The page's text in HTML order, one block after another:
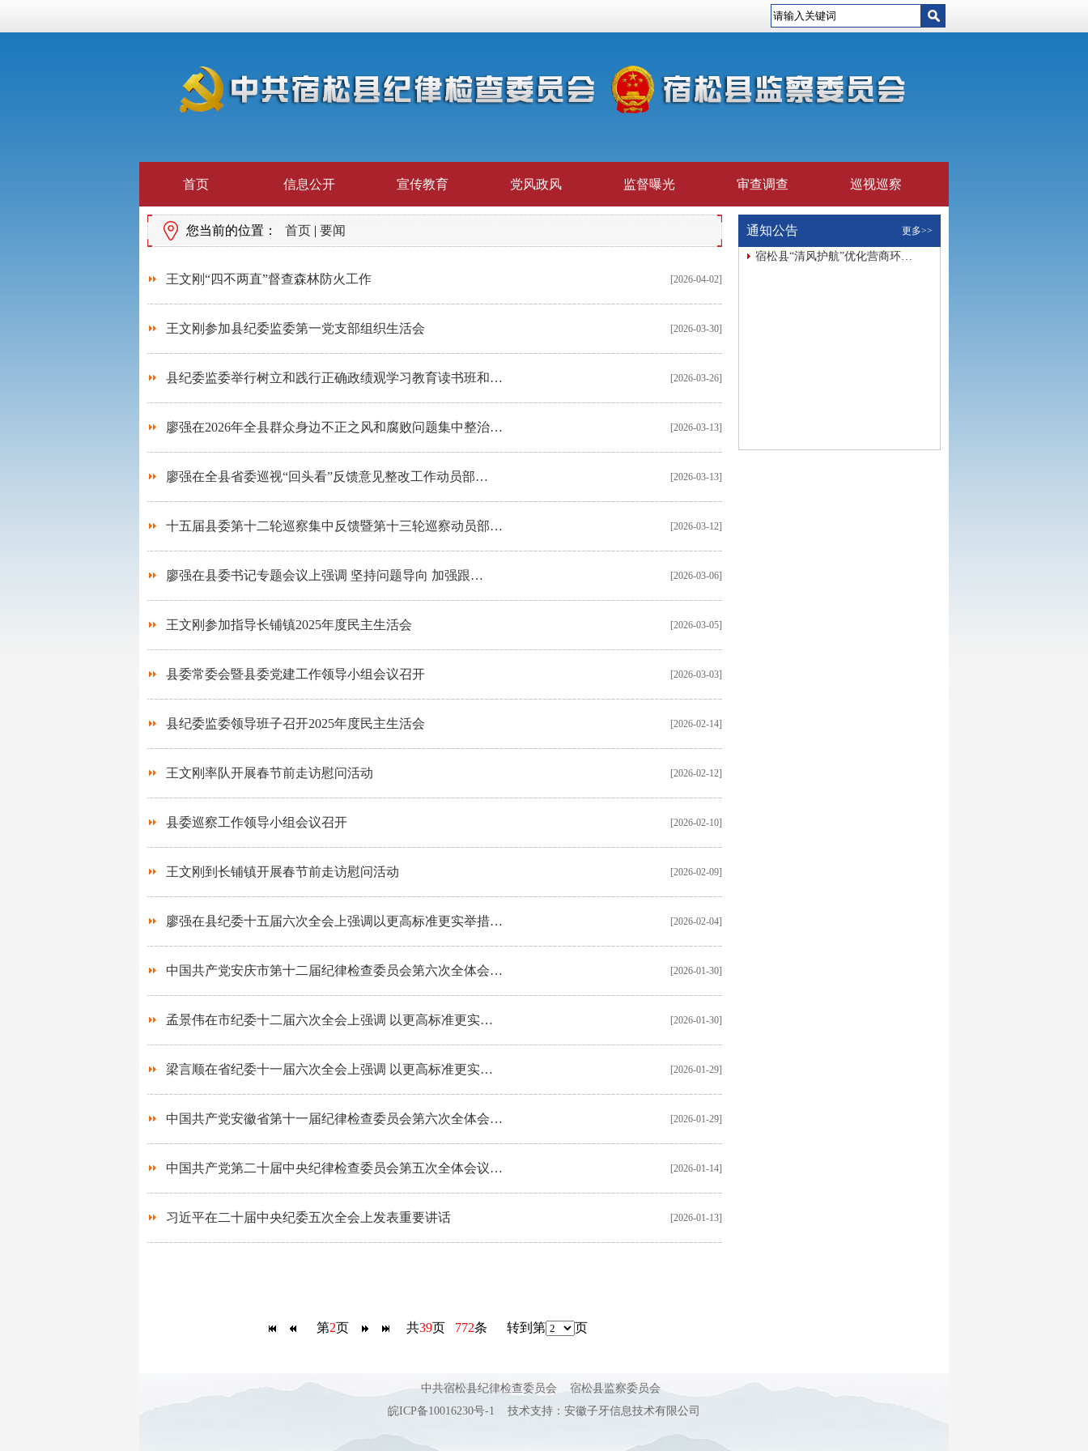
首页 信息公开 宣传教育 党风政风 监督曝光 审查调查 巡视巡察
您当前的位置： 首页 | 要闻
王文刚“四不两直”督查森林防火工作 [2026-04-02]
王文刚参加县纪委监委第一党支部组织生活会 [2026-03-30]
县纪委监委举行树立和践行正确政绩观学习教育读书班和… [2026-03-26]
廖强在2026年全县群众身边不正之风和腐败问题集中整治… [2026-03-13]
廖强在全县省委巡视“回头看”反馈意见整改工作动员部… [2026-03-13]
十五届县委第十二轮巡察集中反馈暨第十三轮巡察动员部… [2026-03-12]
廖强在县委书记专题会议上强调 坚持问题导向 加强跟… [2026-03-06]
王文刚参加指导长铺镇2025年度民主生活会 [2026-03-05]
县委常委会暨县委党建工作领导小组会议召开 [2026-03-03]
县纪委监委领导班子召开2025年度民主生活会 [2026-02-14]
王文刚率队开展春节前走访慰问活动 [2026-02-12]
县委巡察工作领导小组会议召开 [2026-02-10]
王文刚到长铺镇开展春节前走访慰问活动 [2026-02-09]
廖强在县纪委十五届六次全会上强调以更高标准更实举措… [2026-02-04]
中国共产党安庆市第十二届纪律检查委员会第六次全体会… [2026-01-30]
孟景伟在市纪委十二届六次全会上强调 以更高标准更实… [2026-01-30]
梁言顺在省纪委十一届六次全会上强调 以更高标准更实… [2026-01-29]
中国共产党安徽省第十一届纪律检查委员会第六次全体会… [2026-01-29]
中国共产党第二十届中央纪律检查委员会第五次全体会议… [2026-01-14]
习近平在二十届中央纪委五次全会上发表重要讲话 [2026-01-13]
第2页 共39页 772条 转到第 页
通知公告 更多>>
宿松县“清风护航”优化营商环…
中共宿松县纪律检查委员会 宿松县监察委员会
皖ICP备10016230号-1 技术支持： 安徽子牙信息技术有限公司